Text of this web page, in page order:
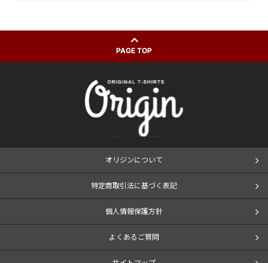
PAGE TOP
オリジンについて
特定商取引法に基づく表記
個人情報保護方針
よくあるご質問